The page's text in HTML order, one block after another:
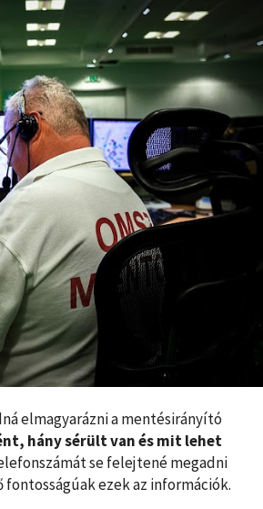
elmagyarázni a mentésirányító
hány sérült van és mit lehet
se felejtené megadni
ezek az információk.